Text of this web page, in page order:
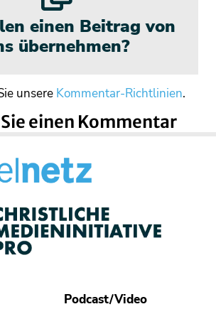
einen Beitrag von
übernehmen?
unsere Kommentar-Richtlinien.
einen Kommentar
Podcast/Video